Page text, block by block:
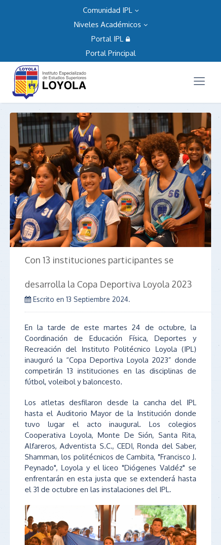
Comunidad IPL
Niveles Académicos
Portal IPL
Portal Principal
Con 13 instituciones participantes se
desarrolla la Copa Deportiva Loyola 2023
Escrito en 13 Septiembre 2024.
En la tarde de este martes 24 de octubre, la
Coordinación de Educación Física, Deportes y
Recreación del Instituto Politécnico Loyola (IPL)
inauguró la “Copa Deportiva Loyola 2023” donde
competirán 13 instituciones en las disciplinas de
fútbol, voleibol y baloncesto.
Los atletas desfilaron desde la cancha del IPL
hasta el Auditorio Mayor de la Institución donde
tuvo lugar el acto inaugural. Los colegios
Cooperativa Loyola, Monte De Sión, Santa Rita,
Alfareros, Adventista S.C., CEDI, Ronda del Saber,
Shamman, los politécnicos de Cambita, "Francisco J.
Peynado", Loyola y el liceo "Diógenes Valdéz" se
enfrentarán en esta justa que se extenderá hasta
el 31 de octubre en las instalaciones del IPL.